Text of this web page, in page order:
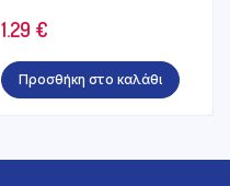
1.29 €
Προσθήκη στο καλάθι